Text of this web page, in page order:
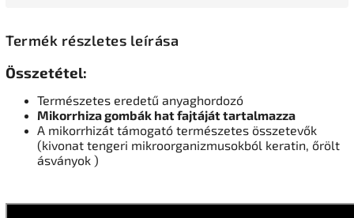
Termék részletes leírása
Összetétel:
Természetes eredetű anyaghordozó
Mikorrhiza gombák hat fajtáját tartalmazza
A mikorrhizát támogató természetes összetevők
(kivonat tengeri mikroorganizmusokból keratin, őrölt
ásványok )